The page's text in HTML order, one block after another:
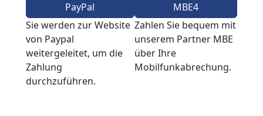
PayPal
Sie werden zur Website
von Paypal
weitergeleitet, um die
Zahlung
durchzuführen.
MBE4
Zahlen Sie bequem mit
unserem Partner MBE
über Ihre
Mobilfunkabrechung.